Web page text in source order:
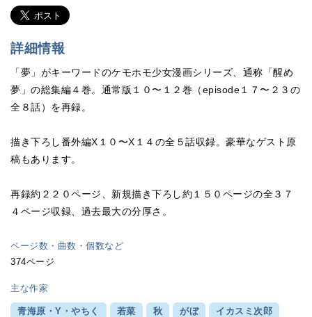
詳細情報
「夢」がキーワードのケモホモ少女漫画シリーズ、通称「醒め
夢」の総集編４巻。通常版１０〜１２巻（episode１７〜２３の
全８話）を再録。
描き下ろし番外編X１０〜X１４の全５話収録。豪華なゲスト原
稿もあります。
再録約２２０ページ、新規描き下ろし約１５０ページの全３７
４ページ収録、過去最大の分厚さ。
ページ数・曲数・個数など
374ページ
主な作家
青海原・Y・やちく 若菜 秋 がぼ イカスミ次郎